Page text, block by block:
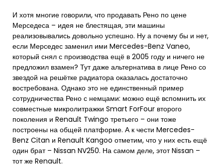
И хотя многие говорили, что продавать Рено по цене
Мерседеса – идея не блестящая, эти машины
реализовывались довольно успешно. Ну а почему бы и нет,
если Мерседес заменил ими Mercedes-Benz Vaneo,
который снял с производства ещё в 2005 году и ничего не
предложил взамен? Тут даже альтернатива в лице Рено со
звездой на решётке радиатора оказалась достаточно
востребована. Однако это не единственный пример
сотрудничества Рено с немцами: можно ещё вспомнить их
совместные микролитражки Smart ForFour второго
поколения и Renault Twingo третьего – они тоже
построены на общей платформе. А к чести Mercedes-
Benz Citan и Renault Kangoo отметим, что у них есть ещё
один брат – Nissan NV250. На самом деле, этот Nissan –
тот же Renault.